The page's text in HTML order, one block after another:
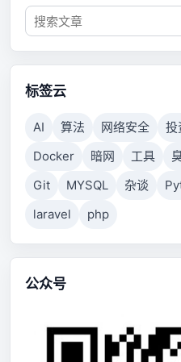
标签云
AI 算法 网络安全 投
Docker
暗网 工具
Git
MYSQL 杂谈
laravel
php
公众号